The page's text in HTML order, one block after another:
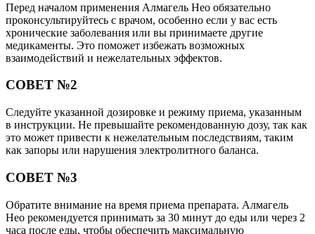
Перед началом применения Алмагель Нео обязательно
проконсультируйтесь с врачом, особенно если у вас есть
хронические заболевания или вы принимаете другие
медикаменты. Это поможет избежать возможных
взаимодействий и нежелательных эффектов.
СОВЕТ №2
Следуйте указанной дозировке и режиму приема, указанным
в инструкции. Не превышайте рекомендованную дозу, так как
это может привести к нежелательным последствиям, таким
как запоры или нарушения электролитного баланса.
СОВЕТ №3
Обратите внимание на время приема препарата. Алмагель
Нео рекомендуется принимать за 30 минут до еды или через 2
часа после еды, чтобы обеспечить максимальную